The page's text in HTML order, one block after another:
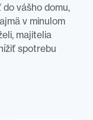
vášho domu,
v minulom
majitelia
spotrebu